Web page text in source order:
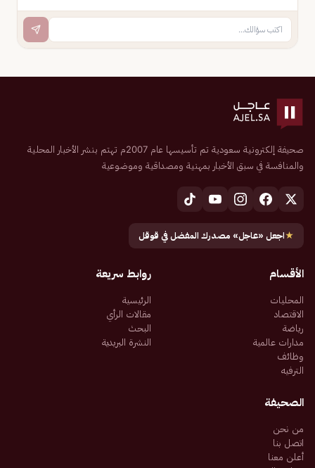
صحيفة إلكترونية سعودية تم تأسيسها عام 2007م تهتم بنشر الأخبار المحلية
والمنافسة في سبق الأخبار بمهنية ومصداقية وموضوعية
★اجعل «عاجل» مصدرك المفضل في قوقل
الأقسام
المحليات
الاقتصاد
رياضة
مدارات عالمية
وظائف
الترفيه
روابط سريعة
الرئيسية
مقالات الرأي
البحث
النشرة البريدية
الصحيفة
من نحن
اتصل بنا
أعلن معنا